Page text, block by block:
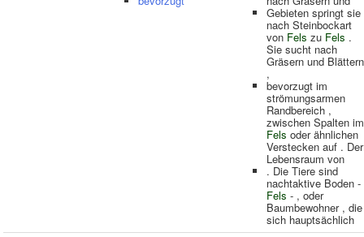
Gebieten springt sie
nach Steinbockart
von Fels zu Fels .
Sie sucht nach
Gräsern und Blättern
,
bevorzugt im
strömungsarmen
Randbereich ,
zwischen Spalten im
Fels oder ähnlichen
Verstecken auf . Der
Lebensraum von
. Die Tiere sind
nachtaktive Boden -
Fels - , oder
Baumbewohner , die
sich hauptsächlich